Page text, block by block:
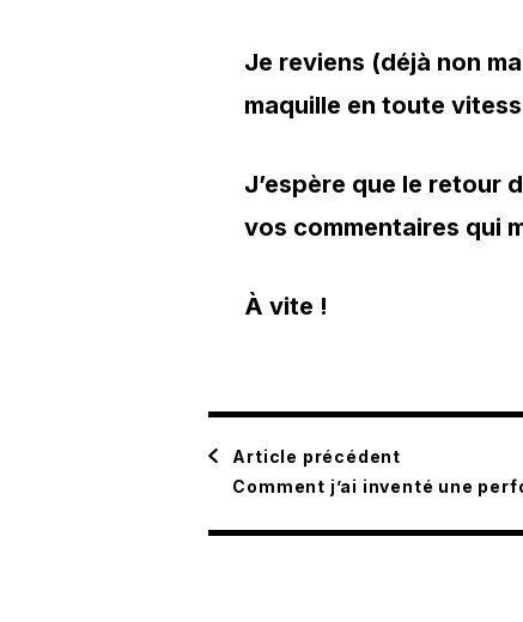
Je reviens (déjà non
maquille en toute
J’espère que le retour
vos commentaires qui
À vite !
Navigation
d'article
Article précédent
Comment j’ai inventé une